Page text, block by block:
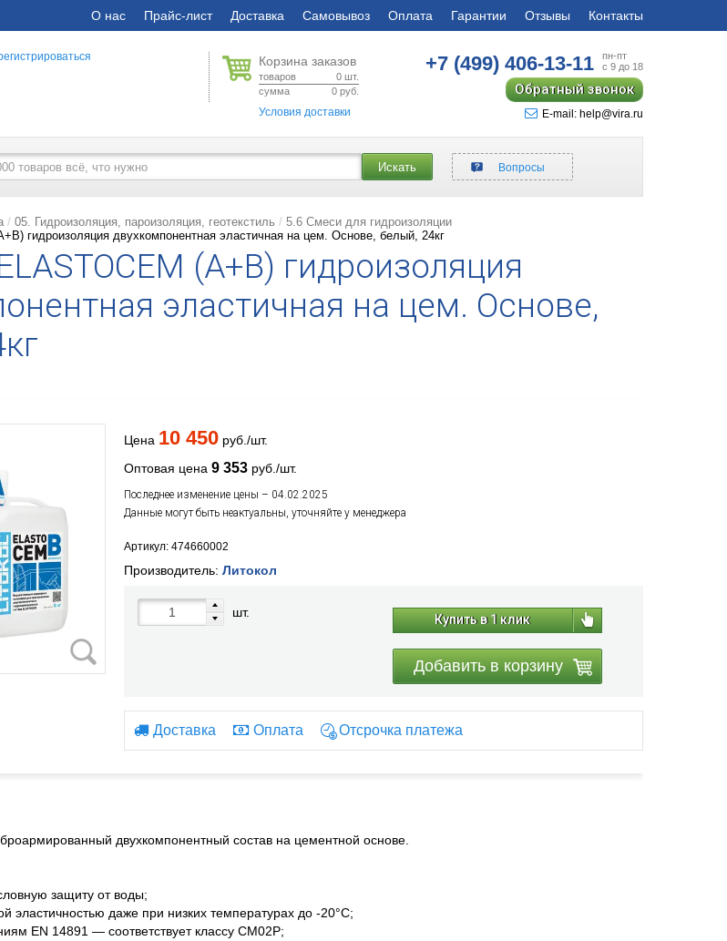
О нас Прайс-лист Доставка Самовывоз Оплата Гарантии Отзывы Контакты
Корзина заказов
товаров 0 шт.
сумма
0 руб.
Условия доставки
+7 (499)406-13-11
пн-пт
с 9 до 18
Обратный звонок
E-mail: help@vira.ru
Искать Вопросы
05. Гидроизоляция, пароизоляция, геотекстиль
5.6 Смеси для гидроизоляции
гидроизоляция двухкомпонентная эластичная на цем. Основе, белый, 24кг
(А+B) гидроизоляция
эластичная на цем. Основе,
Цена 10 450руб./шт.
Оптовая цена 9 353руб./шт.
Последнее изменение цены – 04.02.2025
Данные могут быть неактуальны, уточняйте у менеджера
Артикул: 474660002
Производитель: Литокол
шт. Купить в 1 клик
Добавить в корзину
Доставка Оплата Отсрочка платежа
двухкомпонентный состав на цементной основе.
защиту от воды;
эластичностью даже при низких температурах до -20°С;
EN 14891 — соответствует классу СМ02Р;